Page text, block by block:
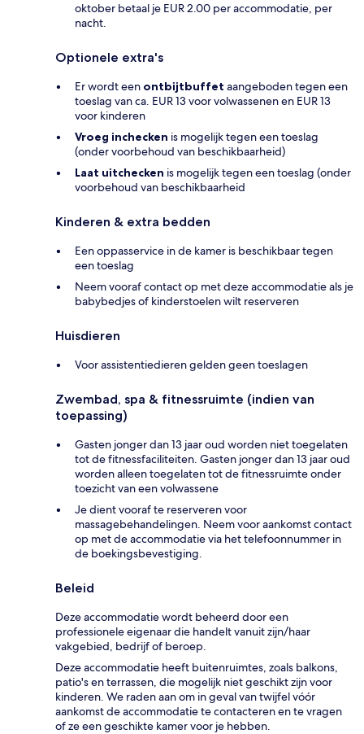
oktober betaal je EUR 2.00 per accommodatie, per
nacht.
Optionele extra's
Er wordt een ontbijtbuffet aangeboden tegen een
toeslag van ca. EUR 13 voor volwassenen en EUR 13
voor kinderen
Vroeg inchecken is mogelijk tegen een toeslag
(onder voorbehoud van beschikbaarheid)
Laat uitchecken is mogelijk tegen een toeslag (onder
voorbehoud van beschikbaarheid
Kinderen & extra bedden
Een oppasservice in de kamer is beschikbaar tegen
een toeslag
Neem vooraf contact op met deze accommodatie als je
babybedjes of kinderstoelen wilt reserveren
Huisdieren
Voor assistentiedieren gelden geen toeslagen
Zwembad, spa & fitnessruimte (indien van
toepassing)
Gasten jonger dan 13 jaar oud worden niet toegelaten
tot de fitnessfaciliteiten. Gasten jonger dan 13 jaar oud
worden alleen toegelaten tot de fitnessruimte onder
toezicht van een volwassene
Je dient vooraf te reserveren voor
massagebehandelingen. Neem voor aankomst contact
op met de accommodatie via het telefoonnummer in
de boekingsbevestiging.
Beleid
Deze accommodatie wordt beheerd door een
professionele eigenaar die handelt vanuit zijn/haar
vakgebied, bedrijf of beroep.
Deze accommodatie heeft buitenruimtes, zoals balkons,
patio's en terrassen, die mogelijk niet geschikt zijn voor
kinderen. We raden aan om in geval van twijfel vóór
aankomst de accommodatie te contacteren en te vragen
of ze een geschikte kamer voor je hebben.